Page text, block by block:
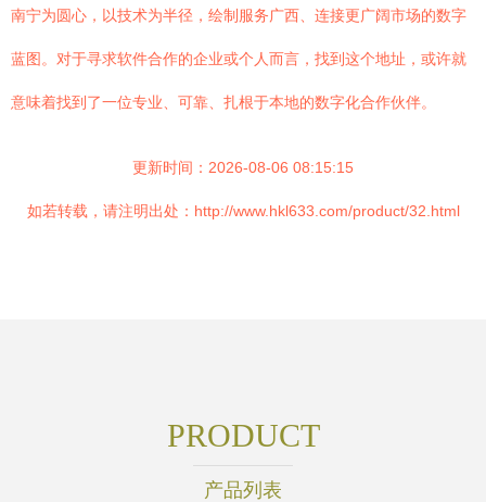
南宁为圆心，以技术为半径，绘制服务广西、连接更广阔市场的数字
蓝图。对于寻求软件合作的企业或个人而言，找到这个地址，或许就
意味着找到了一位专业、可靠、扎根于本地的数字化合作伙伴。
更新时间：2026-08-06 08:15:15
如若转载，请注明出处：http://www.hkl633.com/product/32.html
PRODUCT
产品列表